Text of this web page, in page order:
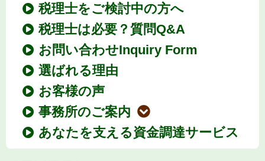
税理士をご検討中の方へ
税理士は必要？質問Q&A
お問い合わせInquiry Form
選ばれる理由
お客様の声
事務所のご案内
あなたを支える資金調達サービス